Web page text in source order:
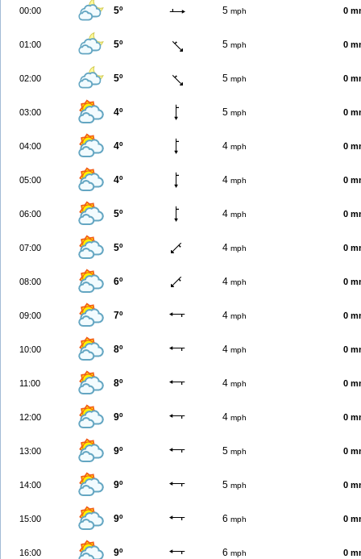
00:00 5º 5 mph 0
01:00 5º 5 mph 0
02:00 5º 5 mph 0
03:00 4º 5 mph 0
04:00 4º 4 mph 0
05:00 4º 4 mph 0
06:00 5º 4 mph 0
07:00 5º 4 mph 0
08:00 6º 4 mph 0
09:00 7º 4 mph 0
10:00 8º 4 mph 0
11:00 8º 4 mph 0
12:00 9º 4 mph 0
13:00 9º 5 mph 0
14:00 9º 5 mph 0
15:00 9º 6 mph 0
16:00 9º 6 mph 0